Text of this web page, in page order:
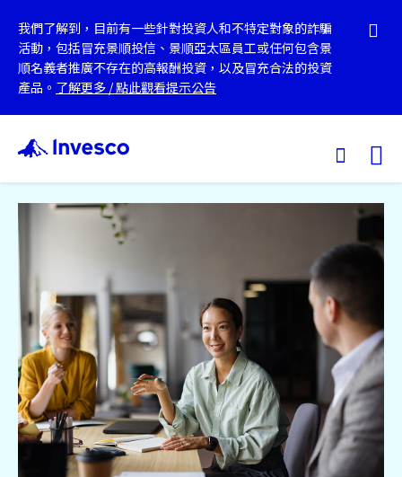
我們的基金
投資觀點
投資教育
服務中心
永續專區
我們了解到，目前有一些針對投資人和不特定對象的詐騙
活動，包括冒充景順投信、景順亞太區員工或任何包含景
順名義者推廣不存在的高報酬投資，以及冒充合法的投資
產品。 了解更多 /點此觀看提示公告